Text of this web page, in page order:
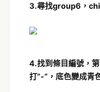
3.尋找group6，
4.找到條目編號，
打”-”，底色變成青